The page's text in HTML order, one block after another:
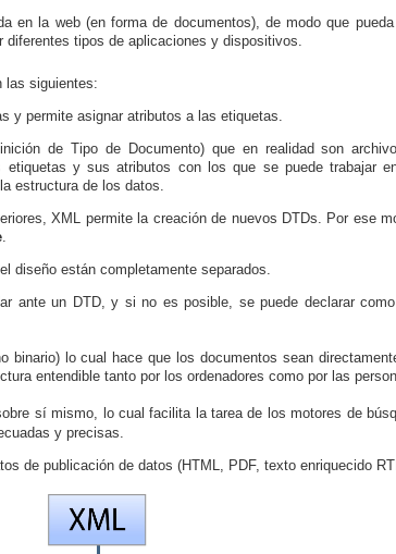
en la web (en forma de documentos), de modo que
diferentes tipos de aplicaciones y dispositivos.
las siguientes:
y permite asignar atributos a las etiquetas.
de Tipo de Documento) que en realidad son
y sus atributos con los que se puede trabajar
estructura de los datos.
XML permite la creación de nuevos DTDs. Por ese
.
diseño están completamente separados.
ante un DTD, y si no es posible, se puede declarar
binario) lo cual hace que los documentos sean
entendible tanto por los ordenadores como por las
sí mismo, lo cual facilita la tarea de los motores de
y precisas.
de publicación de datos (HTML, PDF, texto enriquecido